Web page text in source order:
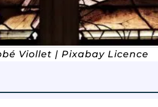
Viollet | Pixabay Licence